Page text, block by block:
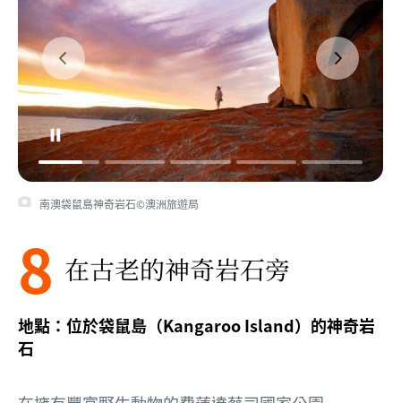
南澳袋鼠島神奇岩石©澳洲旅遊局
8 在古老的神奇岩石旁
地點：位於袋鼠島（Kangaroo Island）的神奇岩
石